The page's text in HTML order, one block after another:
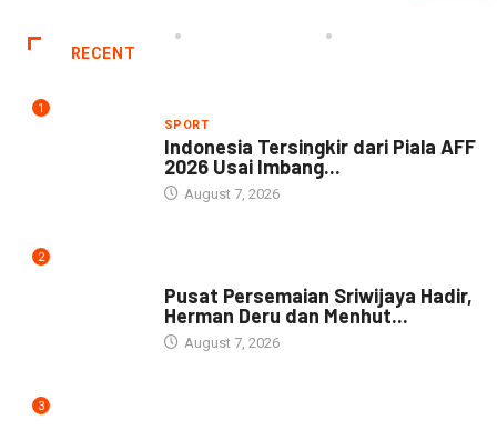
RECENT
1
SPORT
Indonesia Tersingkir dari Piala AFF
2026 Usai Imbang...
August 7, 2026
2
Pusat Persemaian Sriwijaya Hadir,
Herman Deru dan Menhut...
August 7, 2026
3